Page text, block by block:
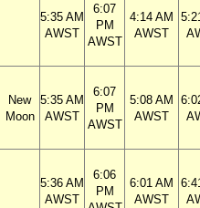
5:35 AM
AWST
6:07
PM
AWST
4:14 AM
AWST
New
Moon
5:35 AM
AWST
6:07
PM
AWST
5:08 AM
AWST
5:36 AM
AWST
6:06
PM
6:01 AM
AWST